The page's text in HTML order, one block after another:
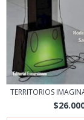
TERRITORIOS